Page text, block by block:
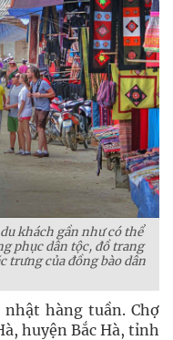
khách gần như có thể
phục dân tộc, đồ trang
trưng của đồng bào dân
nhật hàng tuần. Chợ
huyện Bắc Hà, tỉnh